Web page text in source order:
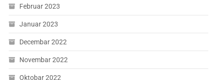
Februar 2023
Januar 2023
Decembar 2022
Novembar 2022
Oktobar 2022